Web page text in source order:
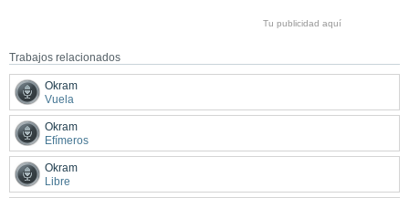
Tu publicidad aquí
Trabajos relacionados
Okram
Vuela
Okram
Efímeros
Okram
Libre